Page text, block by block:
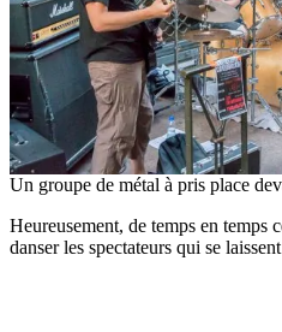
Un groupe de métal à pris place
Heureusement, de temps en temps
danser les spectateurs qui se